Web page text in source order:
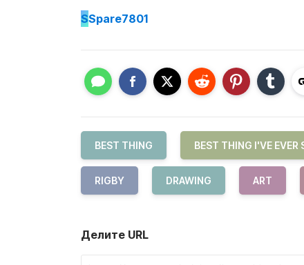
SSpare7801
BEST THING BEST THING I'VE EVER
RIGBY DRAWING ART
Делите URL